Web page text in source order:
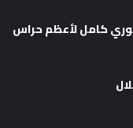
كامل لأعظم حراس